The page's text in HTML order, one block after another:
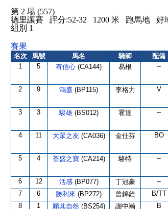
第 2 場 (557)
德里讓賽 評分:52-32 1200 米 跑馬地 好
組別 1
賽果
名次 馬號 馬名 騎師 配備
1
5 有信心 (CA144) 易根 --
2 9 鴻盛 (BP115) 李格力 V
3 3 駿雄 (BS012) 霍達 --
4 11 大眾之友 (CA036) 金仕芬 BO
5 4 荃盛之寶 (CA214) 駱特 --
6 12 活感 (BP077) 丁冠豪 --
7 6 勝利來 (BP272) 曾錦銓 B/TT
8 1 順其自然 (BS254) 謝中瀚 B